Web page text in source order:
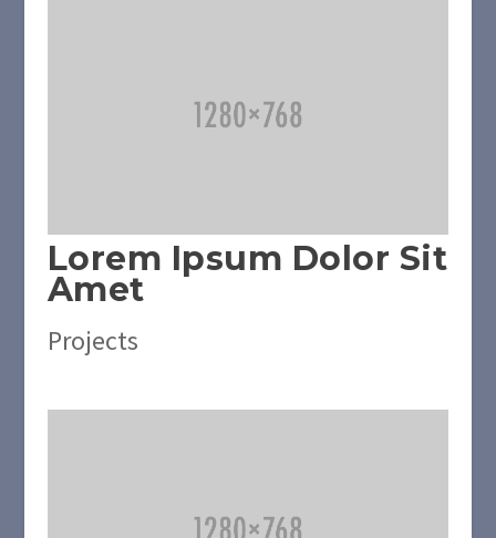
Lorem Ipsum Dolor Sit
Amet
Projects